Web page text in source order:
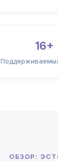
16+
ОБЗОР: